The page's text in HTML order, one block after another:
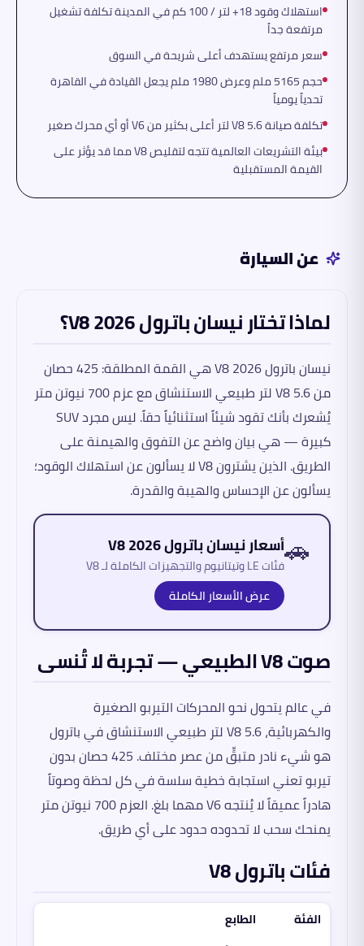
استهلاك وقود 18+ لتر / 100 كم في المدينة تكلفة تشغيل
مرتفعة جداً
سعر مرتفع يستهدف أعلى شريحة في السوق
حجم 5165 ملم وعرض 1980 ملم يجعل القيادة في القاهرة
تحدياً يومياً
تكلفة صيانة V8 5.6 لتر أعلى بكثير من V6 أو أي محرك صغير
بيئة التشريعات العالمية تتجه لتقليص V8 مما قد يؤثر على
القيمة المستقبلية
عن السيارة
لماذا تختار نيسان باترول V8 2026؟
نيسان باترول V8 2026 هي القمة المطلقة: 425 حصان
من V8 5.6 لتر طبيعي الاستنشاق مع عزم 700 نيوتن متر
يُشعرك بأنك تقود شيئاً استثنائياً حقاً. ليس مجرد SUV
كبيرة — هي بيان واضح عن التفوق والهيمنة على
الطريق. الذين يشترون V8 لا يسألون عن استهلاك الوقود؛
يسألون عن الإحساس والهيبة والقدرة.
🚗أسعار نيسان باترول V8 2026
فئات LE وتيتانيوم والتجهيزات الكاملة لـ V8
عرض الأسعار الكاملة
صوت V8 الطبيعي — تجربة لا تُنسى
في عالم يتحول نحو المحركات التيربو الصغيرة
والكهربائية، V8 5.6 لتر طبيعي الاستنشاق في باترول
هو شيء نادر متبقٍّ من عصر مختلف. 425 حصان بدون
تيربو تعني استجابة خطية سلسة في كل لحظة وصوتاً
هادراً عميقاً لا يُنتجه V6 مهما بلغ. العزم 700 نيوتن متر
يمنحك سحب لا تحدوده حدود على أي طريق.
فئات باترول V8
الفئة الطابع